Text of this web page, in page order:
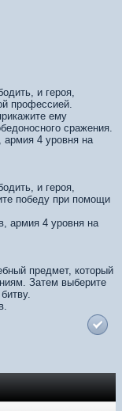
и героя,
профессией.
ему
сражения.
армия 4 уровня на
и героя,
победу при помощи
армия 4 уровня на
предмет, который
Затем выберите